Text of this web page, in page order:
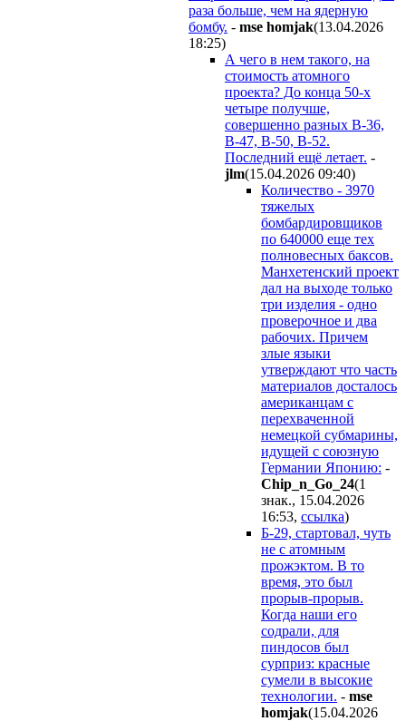
раза больше, чем на ядерную
бомбу. - mse homjak(13.04.2026
18:25)
А чего в нем такого, на
стоимость атомного
проекта? До конца 50-х
четыре получше,
совершенно разных В-36,
B-47, B-50, B-52.
Последний ещё летает. -
jlm(15.04.2026 09:40)
Количество - 3970
тяжелых
бомбардировщиков
по 640000 еще тех
полновесных баксов.
Манхетенский проект
дал на выходе только
три изделия - одно
проверочное и два
рабочих. Причем
злые языки
утверждают что часть
материалов досталось
американцам с
перехваченной
немецкой субмарины,
идущей с союзную
Германии Японию: -
Chip_n_Go_24(1
знак., 15.04.2026
16:53, ссылка)
Б-29, стартовал, чуть
не с атомным
прожэктом. В то
время, это был
прорыв-прорыв.
Когда наши его
содрали, для
пиндосов был
сурприз: красные
сумели в высокие
технологии. - mse
homjak(15.04.2026